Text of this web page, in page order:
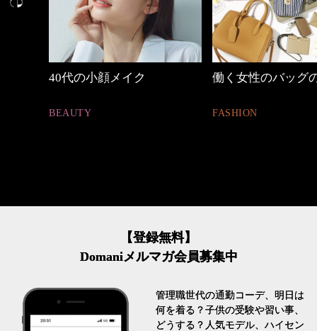
働く女性のバッグの中身
FASHION
心地よくいられる
【登録無料】
Domaniメルマガ会員募集中
管理職世代の通勤コーデ、明日は
何を着る？子供の受験や習い事、
どうする？人気モデル、ハイセン